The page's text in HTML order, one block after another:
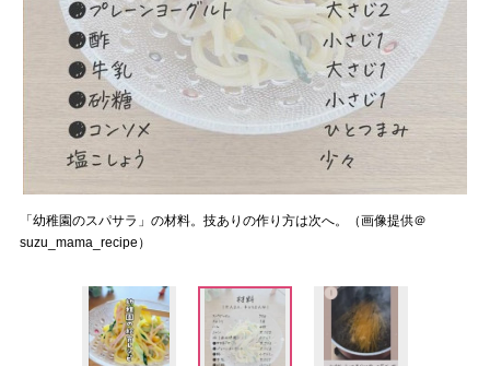
「幼稚園のスパサラ」の材料。技ありの作り方は次へ。（画像提供＠
suzu_mama_recipe）